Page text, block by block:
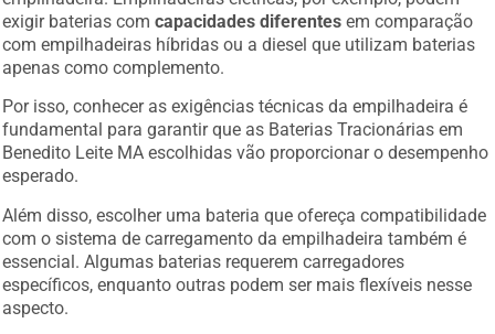
exigir baterias comcapacidades diferentes em comparação
com empilhadeiras híbridas ou a diesel que utilizam baterias
apenas como complemento.
Por isso, conhecer as exigências técnicas da empilhadeira é
fundamental para garantir que as Baterias Tracionárias em
Benedito Leite MA escolhidas vão proporcionar o desempenho
esperado.
Além disso, escolher uma bateria que ofereça compatibilidade
com o sistema de carregamento da empilhadeira também é
essencial. Algumas baterias requerem carregadores
específicos, enquanto outras podem ser mais flexíveis nesse
aspecto.